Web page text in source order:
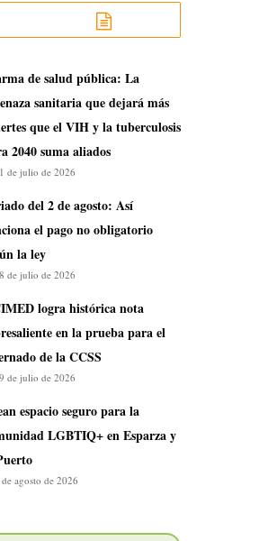
de salud pública: La
sanitaria que dejará más
que el VIH y la tuberculosis
2040 suma aliados
de julio de 2026
del 2 de agosto: Así
el pago no obligatorio
la ley
de julio de 2026
logra histórica nota
en la prueba para el
de la CCSS
de julio de 2026
espacio seguro para la
LGBTIQ+ en Esparza y
agosto de 2026